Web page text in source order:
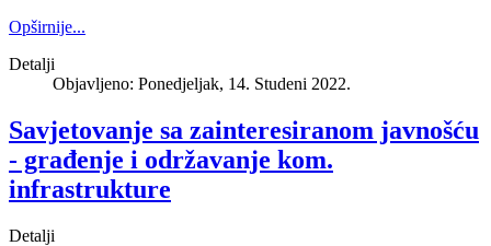
Opširnije...
Detalji
Objavljeno: Ponedjeljak, 14. Studeni 2022.
Savjetovanje sa zainteresiranom javnošću
- građenje i održavanje kom.
infrastrukture
Detalji